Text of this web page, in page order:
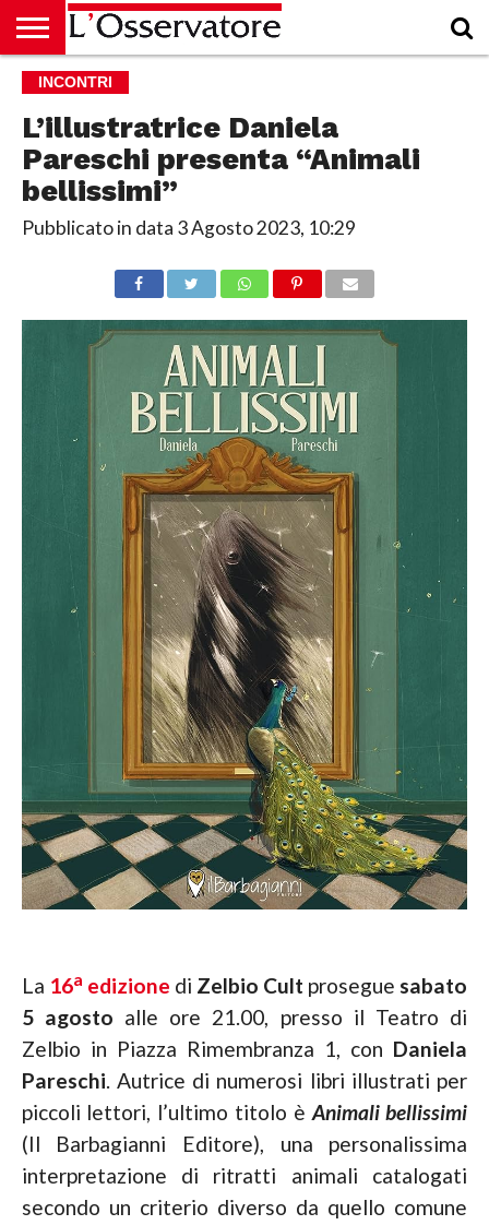
HOME
CULTURA
ECONOMIA
RUBRICHE
ARCHIVIO
PODCAST
ABBONAMENTO
CHI
ACCEDI
INCONTRI
L’illustratrice Daniela
Pareschi presenta “Animali
bellissimi”
Pubblicato in data 3 Agosto 2023, 10:29
La 16a edizione di Zelbio Cult prosegue sabato
5 agosto alle ore 21.00, presso il Teatro di
Zelbio in Piazza Rimembranza 1, con Daniela
Pareschi. Autrice di numerosi libri illustrati per
piccoli lettori, l’ultimo titolo è Animali bellissimi
(Il Barbagianni Editore), una personalissima
interpretazione di ritratti animali catalogati
secondo un criterio diverso da quello comune